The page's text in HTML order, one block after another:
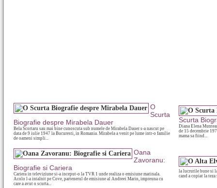
O
Scurta
Biografie despre Mirabela Dauer
Bela Scortaru sau mai bine cunoscuta sub numele de Mirabela Dauer s-a nascut pe
data de 9 iulie 1947 la Bucuresti, in Romania. Mirabela a venit pe lume intr-o familie
de oameni simpli...
Scurta
Diana Elena
de 15 decembrie
mama sa fiind...
Oana
Zavoranu:
Biografie si Cariera
Cariera in televiziune si-a inceput-o la TVR 1 unde realiza o emisiune matinala.
Acolo l-a intalnit pe Cove, partenerul de emisiune al Andreei Marin, impreuna cu
care a avut o scurta...
la lucrurile bune si
cand a copiat la teza